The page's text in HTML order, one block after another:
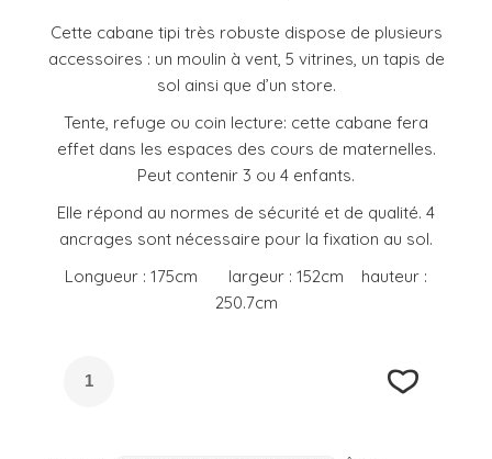
Cette cabane tipi très robuste dispose de plusieurs
accessoires : un moulin à vent, 5 vitrines, un tapis de
sol ainsi que d’un store.
Tente, refuge ou coin lecture: cette cabane fera
effet dans les espaces des cours de maternelles.
Peut contenir 3 ou 4 enfants.
Elle répond au normes de sécurité et de qualité. 4
ancrages sont nécessaire pour la fixation au sol.
Longueur : 175cm largeur : 152cm hauteur :
250.7cm